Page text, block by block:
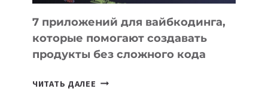
7 приложений для вайбкодинга,
которые помогают создавать
продукты без сложного кода
ЧИТАТЬ ДАЛЕЕ 7